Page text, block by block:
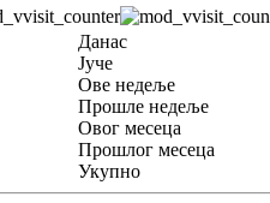
Данас
Јуче
Ове недеље
Прошле недеље
Овог месеца
Прошлог месеца
Укупно